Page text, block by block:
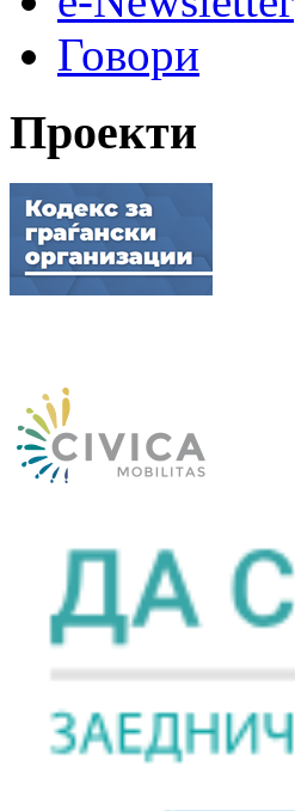
Говори
Проекти